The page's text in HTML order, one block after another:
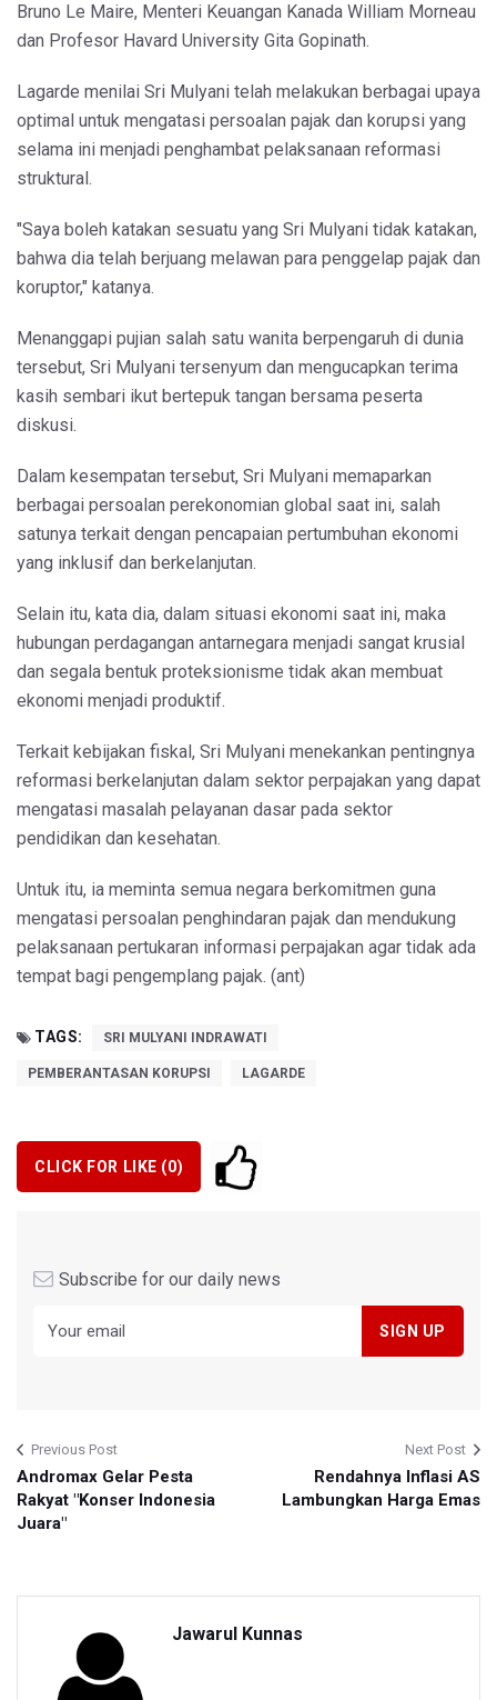
Bruno Le Maire, Menteri Keuangan Kanada William Morneau
dan Profesor Havard University Gita Gopinath.
Lagarde menilai Sri Mulyani telah melakukan berbagai upaya
optimal untuk mengatasi persoalan pajak dan korupsi yang
selama ini menjadi penghambat pelaksanaan reformasi
struktural.
"Saya boleh katakan sesuatu yang Sri Mulyani tidak katakan,
bahwa dia telah berjuang melawan para penggelap pajak dan
koruptor," katanya.
Menanggapi pujian salah satu wanita berpengaruh di dunia
tersebut, Sri Mulyani tersenyum dan mengucapkan terima
kasih sembari ikut bertepuk tangan bersama peserta
diskusi.
Dalam kesempatan tersebut, Sri Mulyani memaparkan
berbagai persoalan perekonomian global saat ini, salah
satunya terkait dengan pencapaian pertumbuhan ekonomi
yang inklusif dan berkelanjutan.
Selain itu, kata dia, dalam situasi ekonomi saat ini, maka
hubungan perdagangan antarnegara menjadi sangat krusial
dan segala bentuk proteksionisme tidak akan membuat
ekonomi menjadi produktif.
Terkait kebijakan fiskal, Sri Mulyani menekankan pentingnya
reformasi berkelanjutan dalam sektor perpajakan yang dapat
mengatasi masalah pelayanan dasar pada sektor
pendidikan dan kesehatan.
Untuk itu, ia meminta semua negara berkomitmen guna
mengatasi persoalan penghindaran pajak dan mendukung
pelaksanaan pertukaran informasi perpajakan agar tidak ada
tempat bagi pengemplang pajak. (ant)
TAGS: SRI MULYANI INDRAWATI
PEMBERANTASAN KORUPSI LAGARDE
CLICK FOR LIKE (0)
Subscribe for our daily news
Previous Post
Andromax Gelar Pesta
Rakyat "Konser Indonesia
Juara"
Next Post
Rendahnya Inflasi AS
Lambungkan Harga Emas
Jawarul Kunnas